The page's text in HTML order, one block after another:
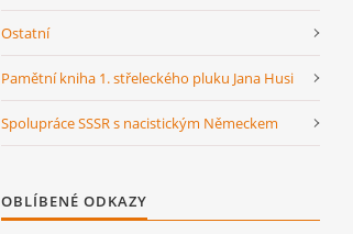
Ostatní
Pamětní kniha 1. střeleckého pluku Jana Husi
Spolupráce SSSR s nacistickým Německem
OBLÍBENÉ ODKAZY